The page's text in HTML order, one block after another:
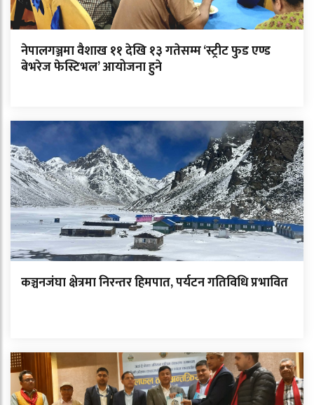
नेपालगञ्जमा वैशाख ११ देखि १३ गतेसम्म ‘स्ट्रीट फुड एण्ड
बेभरेज फेस्टिभल’ आयोजना हुने
कञ्चनजंघा क्षेत्रमा निरन्तर हिमपात, पर्यटन गतिविधि प्रभावित